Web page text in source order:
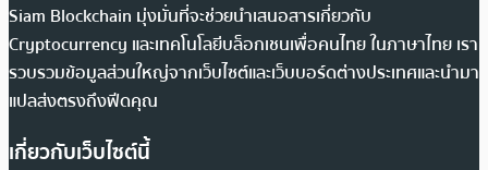
Siam Blockchain มุ่งมั่นที่จะช่วยนำเสนอสารเกี่ยวกับ
Cryptocurrency และเทคโนโลยีบล็อกเชนเพื่อคนไทย ในภาษาไทย เรา
รวบรวมข้อมูลส่วนใหญ่จากเว็บไซต์และเว็บบอร์ดต่างประเทศและนำมา
แปลส่งตรงถึงฟีดคุณ
เกี่ยวกับเว็บไซต์นี้